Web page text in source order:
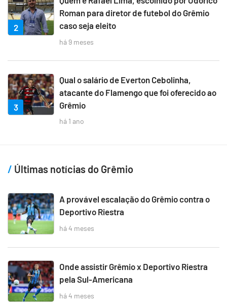
2
Roman para diretor de futebol do Grêmio
caso seja eleito
há 9 meses
3
Qual o salário de Everton Cebolinha,
atacante do Flamengo que foi oferecido ao
Grêmio
há 1 ano
Últimas notícias do Grêmio
A provável escalação do Grêmio contra o
Deportivo Riestra
há 4 meses
Onde assistir Grêmio x Deportivo Riestra
pela Sul-Americana
há 4 meses